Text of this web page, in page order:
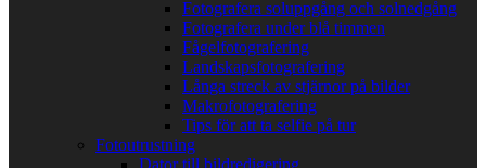
Fotografera soluppgång och solnedgång
Fotografera under blå timmen
Fågelfotografering
Landskapsfotografering
Långa streck av stjärnor på bilder
Makrofotografering
Tips för att ta selfie på tur
Fotoutrustning
Dator till bildredigering